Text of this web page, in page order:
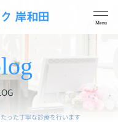
った丁寧な診療を行います